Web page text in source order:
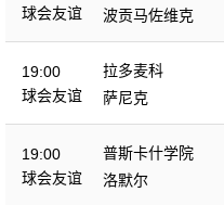
球会友谊
波贡马佐维克
19:00
球会友谊
拉多麦科
萨尼克
19:00
球会友谊
普斯卡什学院
洛默尔